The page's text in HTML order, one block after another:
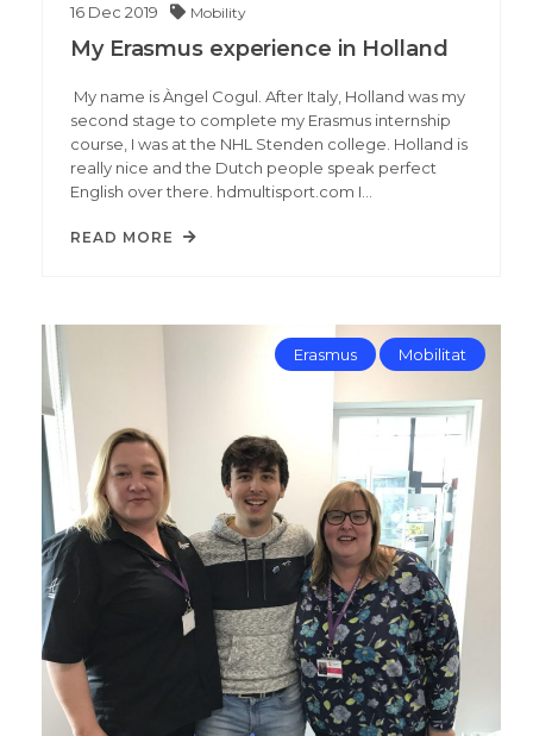
16 Dec 2019 Mobility
My Erasmus experience in Holland
My name is Àngel Cogul. After Italy, Holland was my
second stage to complete my Erasmus internship
course, I was at the NHL Stenden college. Holland is
really nice and the Dutch people speak perfect
English over there. hdmultisport.com I…
READ MORE
Erasmus Mobilitat